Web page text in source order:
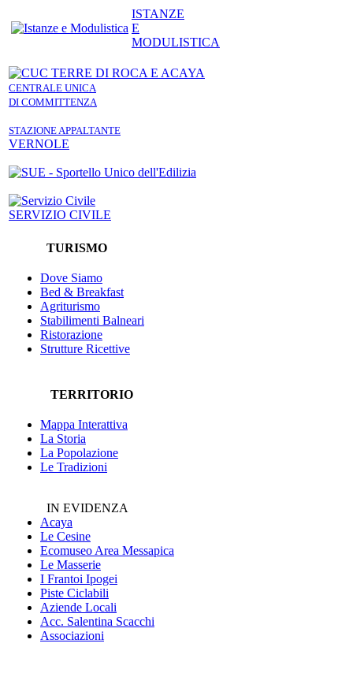
ISTANZE
E
MODULISTICA
CENTRALE UNICA
DI COMMITTENZA
STAZIONE APPALTANTE
VERNOLE
SERVIZIO CIVILE
TURISMO
Dove Siamo
Bed & Breakfast
Agriturismo
Stabilimenti Balneari
Ristorazione
Strutture Ricettive
TERRITORIO
Mappa Interattiva
La Storia
La Popolazione
Le Tradizioni
IN EVIDENZA
Acaya
Le Cesine
Ecomuseo Area Messapica
Le Masserie
I Frantoi Ipogei
Piste Ciclabili
Aziende Locali
Acc. Salentina Scacchi
Associazioni